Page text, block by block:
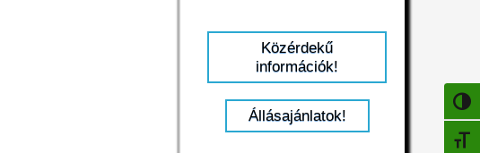
Közérdekű
információk!
Állásajánlatok!